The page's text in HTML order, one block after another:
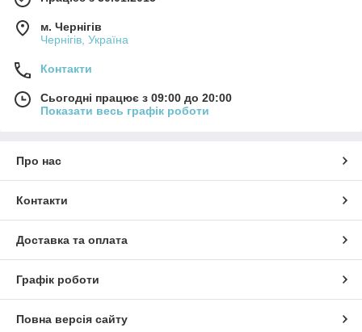
м. Чернігів
Чернігів, Україна
Контакти
Сьогодні працює з 09:00 до 20:00
Показати весь графік роботи
Про нас
Контакти
Доставка та оплата
Графік роботи
Повна версія сайту